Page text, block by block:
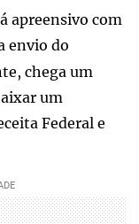
apreensivo com
envio do
chega um
um
Federal e